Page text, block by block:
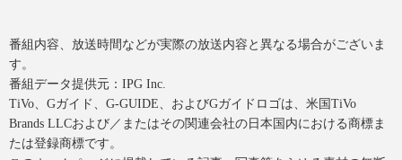
番組内容、放送時間などが実際の放送内容と異なる場合がございま
す。
番組データ提供元：IPG Inc.
TiVo、Gガイド、G-GUIDE、およびGガイドロゴは、米国TiVo
Brands LLCおよび／またはその関連会社の日本国内における商標ま
たは登録商標です。